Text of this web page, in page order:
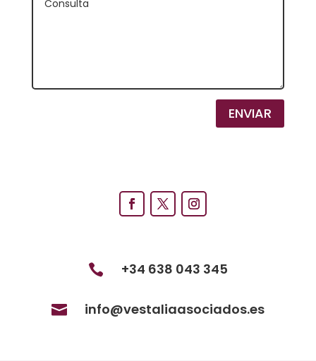
ENVIAR
 +34 638 043 345
 info@vestaliaasociados.es